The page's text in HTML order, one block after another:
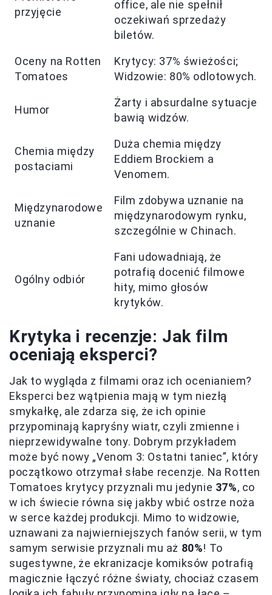
przyjęcie
office, ale nie spełnił
oczekiwań sprzedaży
biletów.
Oceny na Rotten
Tomatoes
Krytycy: 37% świeżości;
Widzowie: 80% odlotowych.
Humor
Żarty i absurdalne sytuacje
bawią widzów.
Chemia między
postaciami
Duża chemia między
Eddiem Brockiem a
Venomem.
Międzynarodowe
uznanie
Film zdobywa uznanie na
międzynarodowym rynku,
szczególnie w Chinach.
Ogólny odbiór
Fani udowadniają, że
potrafią docenić filmowe
hity, mimo głosów
krytyków.
Krytyka i recenzje: Jak film
oceniają eksperci?
Jak to wygląda z filmami oraz ich ocenianiem?
Eksperci bez wątpienia mają w tym niezłą
smykałkę, ale zdarza się, że ich opinie
przypominają kapryśny wiatr, czyli zmienne i
nieprzewidywalne tony. Dobrym przykładem
może być nowy „Venom 3: Ostatni taniec”, który
początkowo otrzymał słabe recenzje. Na Rotten
Tomatoes krytycy przyznali mu jedynie 37%, co
w ich świecie równa się jakby wbić ostrze noża
w serce każdej produkcji. Mimo to widzowie,
uznawani za najwierniejszych fanów serii, w tym
samym serwisie przyznali mu aż 80%! To
sugestywne, że ekranizacje komiksów potrafią
magicznie łączyć różne światy, chociaż czasem